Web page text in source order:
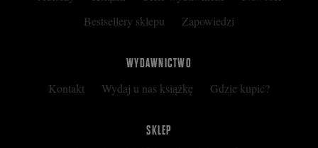
Bestsellery sklepu
Zapowiedzi
WYDAWNICTWO
Kontakt Wydaj u nas książkę Gdzie kupić?
SKLEP